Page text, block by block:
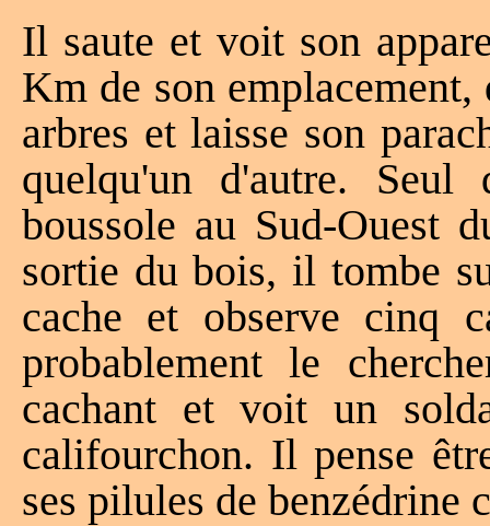
Il saute et voit son
Km de son
arbres et laisse son
quelqu'un d'autre.
boussole au Sud-Ouest
sortie du bois, il tombe
cache et observe cinq
probablement le
cachant et voit un
califourchon. Il pense
ses pilules de benzédrine